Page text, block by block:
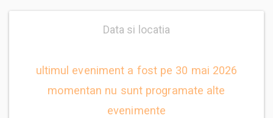
Data si locatia
ultimul eveniment a fost pe 30 mai 2026
momentan nu sunt programate alte
evenimente